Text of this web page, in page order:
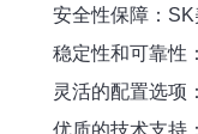
安全性保障：
稳定性和可靠性
灵活的配置选项
优质的技术支持